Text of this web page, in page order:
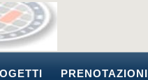
PRENOTAZIONI